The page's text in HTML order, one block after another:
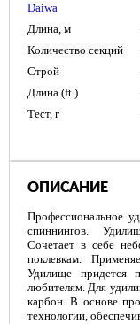
Daiwa
Длина, м
Количество секций
Строй
Длина (ft.)
Тест, г
ОПИСАНИЕ
Профессиональное
спиннингов.
Сочетает в себе
поклевкам.
Удилище
любителям. Для
карбон. В основе
технологии,